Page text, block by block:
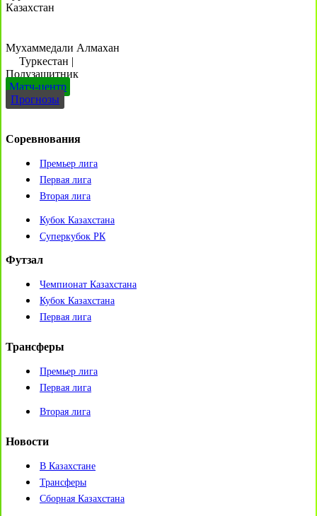
Казахстан
Мухаммедали Алмахан
Туркестан |
Полузащитник
Матч-центр
Прогнозы
Соревнования
Премьер лига
Первая лига
Вторая лига
Кубок Казахстана
Суперкубок РК
Футзал
Чемпионат Казахстана
Кубок Казахстана
Первая лига
Трансферы
Премьер лига
Первая лига
Вторая лига
Новости
В Казахстане
Трансферы
Сборная Казахстана